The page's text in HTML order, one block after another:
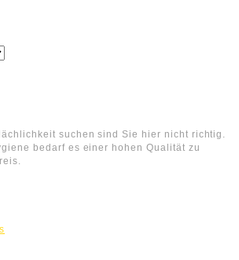
suchen sind Sie hier nicht richtig.
bedarf es einer hohen Qualität zu